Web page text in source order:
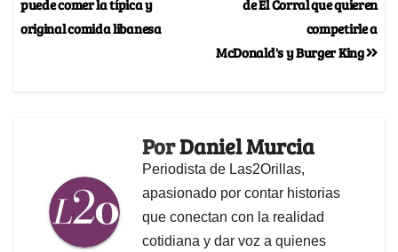
competirle a
McDonald's y Burger King
original comida libanesa
PorDaniel Murcia
Periodista de Las2Orillas,
apasionado por contar historias
que conectan con la realidad
cotidiana y dar voz a quienes